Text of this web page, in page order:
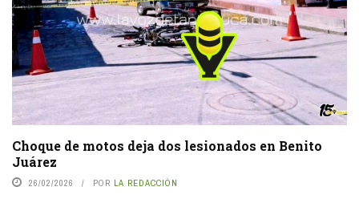
Choque de motos deja dos lesionados en Benito
Juárez
26/02/2026 POR LA REDACCIÓN